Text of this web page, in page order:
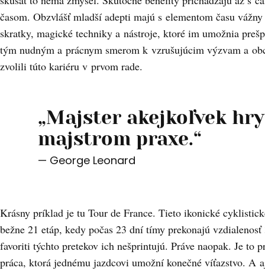
časom. Obzvlášť mladší adepti majú s elementom času
skratky, magické techniky a nástroje, ktoré im umožnia
tým nudným a prácnym smerom k vzrušujúcim výzvam a
zvolili túto kariéru v prvom rade.
„Majster akejkoľvek
majstrom praxe.“
— George Leonard
Krásny príklad je tu Tour de France. Tieto ikonické
bežne 21 etáp, kedy počas 23 dní tímy prekonajú
favoriti týchto pretekov ich nešprintujú. Práve naopak. Je to
práca, ktorá jednému jazdcovi umožní konečné víťazstvo. A